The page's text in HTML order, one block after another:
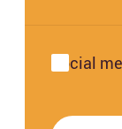
Oekraïne FAQ
Toegankelijkheid
Social